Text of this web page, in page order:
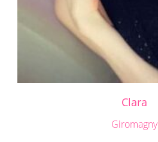
Clara
Giromagny